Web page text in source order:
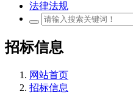
法律法规
招标信息
网站首页
招标信息